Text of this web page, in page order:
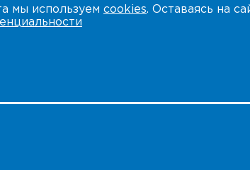
мы используем cookies. Оставаясь на